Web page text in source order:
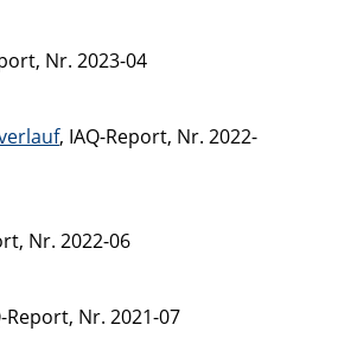
Nr. 2023-04
, IAQ-Report, Nr. 2022-
Nr. 2022-06
Report, Nr. 2021-07